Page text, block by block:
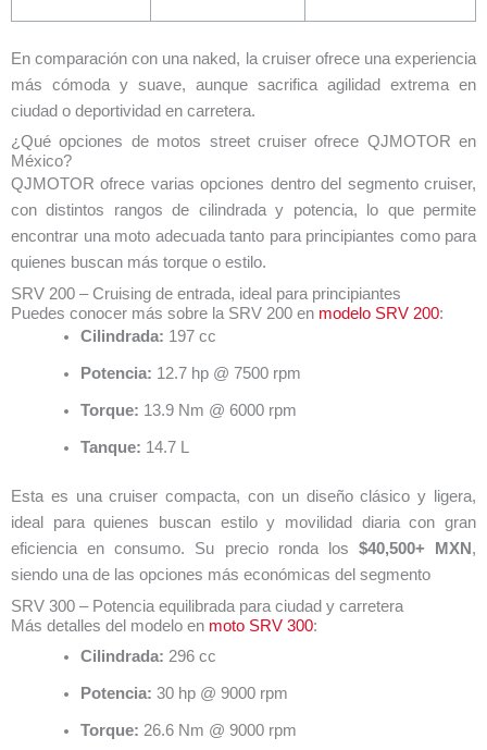
En comparación con una naked, la cruiser ofrece una experiencia
más cómoda y suave, aunque sacrifica agilidad extrema en
ciudad o deportividad en carretera.
¿Qué opciones de motos street cruiser ofrece QJMOTOR en
México?
QJMOTOR ofrece varias opciones dentro del segmento cruiser,
con distintos rangos de cilindrada y potencia, lo que permite
encontrar una moto adecuada tanto para principiantes como para
quienes buscan más torque o estilo.
SRV 200 – Cruising de entrada, ideal para principiantes
Puedes conocer más sobre la SRV 200 en modelo SRV 200:
Cilindrada: 197 cc
Potencia: 12.7 hp @ 7500 rpm
Torque: 13.9 Nm @ 6000 rpm
Tanque: 14.7 L
Esta es una cruiser compacta, con un diseño clásico y ligera,
ideal para quienes buscan estilo y movilidad diaria con gran
eficiencia en consumo. Su precio ronda los $40,500+ MXN ,
siendo una de las opciones más económicas del segmento
SRV 300 – Potencia equilibrada para ciudad y carretera
Más detalles del modelo en moto SRV 300:
Cilindrada: 296 cc
Potencia: 30 hp @ 9000 rpm
Torque: 26.6 Nm @ 9000 rpm